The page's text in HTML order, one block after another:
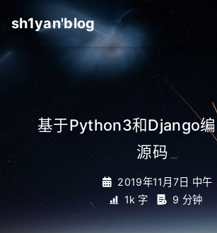
sh1yan'blog
基于Python3和Django
源码 _
2019年11月7日 中午
1k 字
9 分钟